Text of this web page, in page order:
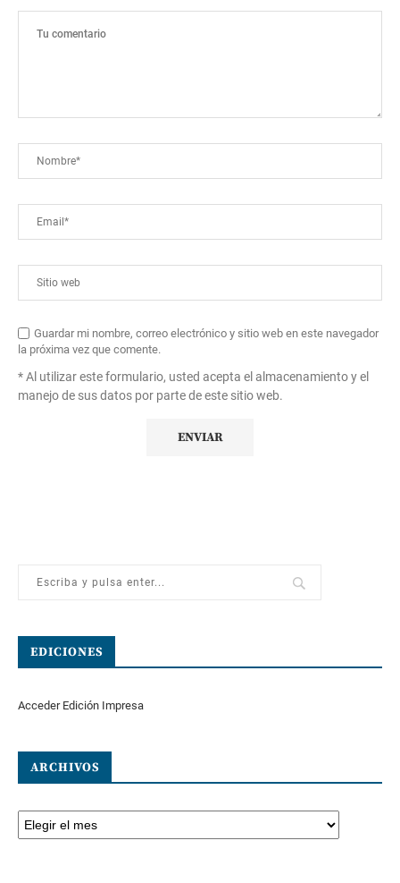
Guardar mi nombre, correo electrónico y sitio web en este navegador
la próxima vez que comente.
* Al utilizar este formulario, usted acepta el almacenamiento y el
manejo de sus datos por parte de este sitio web.
EDICIONES
Acceder Edición Impresa
ARCHIVOS